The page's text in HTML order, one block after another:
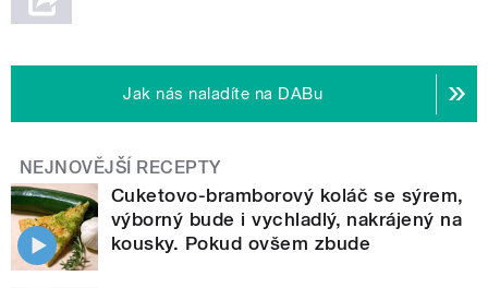
Jak nás naladíte na DABu
NEJNOVĚJŠÍ RECEPTY
Cuketovo-bramborový koláč se sýrem,
výborný bude i vychladlý, nakrájený na
kousky. Pokud ovšem zbude